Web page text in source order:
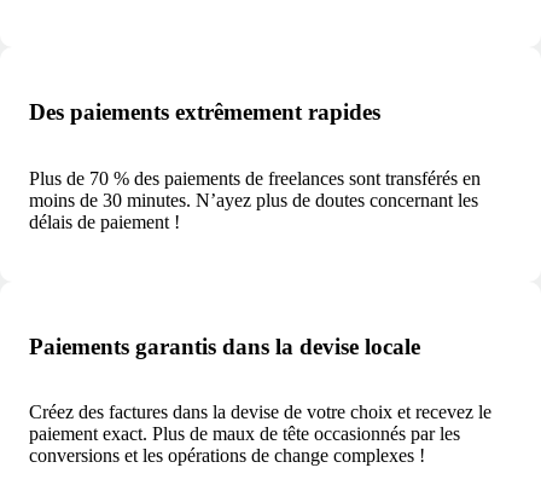
Des paiements extrêmement rapides
Plus de 70 % des paiements de freelances sont transférés en
moins de 30 minutes. N’ayez plus de doutes concernant les
délais de paiement !
Paiements garantis dans la devise locale
Créez des factures dans la devise de votre choix et recevez le
paiement exact. Plus de maux de tête occasionnés par les
conversions et les opérations de change complexes !